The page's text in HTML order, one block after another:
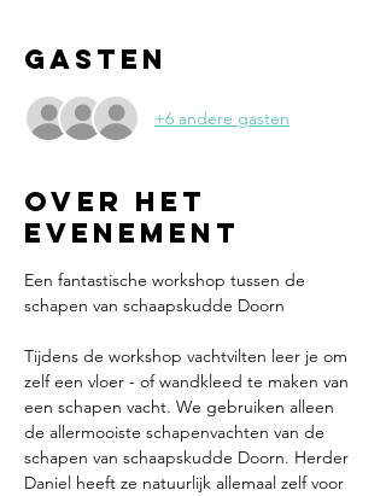
Gasten
+6 andere gasten
Over het
evenement
Een fantastische workshop tussen de
schapen​ van schaapskudde Doorn
Tijdens de workshop vachtvilten leer je om
zelf een vloer - of wandkleed te maken van
een schapen vacht. We gebruiken alleen
de allermooiste schapenvachten van de
schapen van schaapskudde Doorn. Herder
Daniel heeft ze natuurlijk allemaal zelf voor